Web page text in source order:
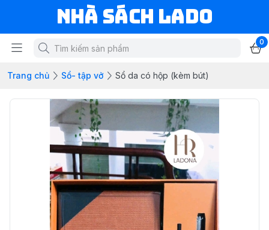
NHÀ SÁCH LADO
0
Trang chủ Sổ- tập vở Sổ da có hộp (kèm bút)